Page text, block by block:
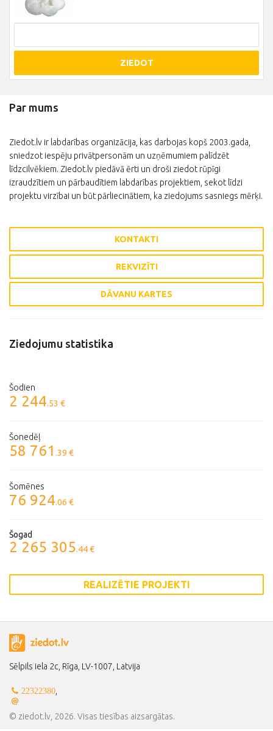
ZIEDOT
Par mums
Ziedot.lv ir labdarības organizācija, kas darbojas kopš 2003.gada,
sniedzot iespēju privātpersonām un uzņēmumiem palīdzēt
līdzcilvēkiem. Ziedot.lv piedāvā ērti un droši ziedot rūpīgi
izraudzītiem un pārbaudītiem labdarības projektiem, sekot līdzi
projektu virzībai un būt pārliecinātiem, ka ziedojums sasniegs mērķi.
KONTAKTI
REKVIZĪTI
DĀVANU KARTES
Ziedojumu statistika
Šodien
2 244.53 €
Šonedēļ
58 761 .39 €
Šomēnes
76 924.06 €
Šogad
2 265 305.44 €
REALIZĒTIE PROJEKTI
Sēlpils iela 2c, Rīga, LV-1007, Latvija
22322380,
© ziedot.lv, 2026. Visas tiesības aizsargātas.